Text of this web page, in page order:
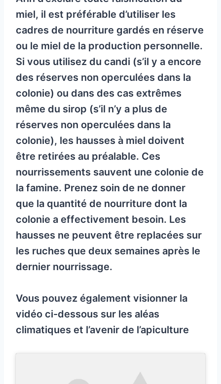
miel, il est préférable d’utiliser les
cadres de nourriture gardés en réserve
ou le miel de la production personnelle.
Si vous utilisez du candi (s’il y a encore
des réserves non operculées dans la
colonie) ou dans des cas extrêmes
même du sirop (s’il n’y a plus de
réserves non operculées dans la
colonie), les hausses à miel doivent
être retirées au préalable. Ces
nourrissements sauvent une colonie de
la famine. Prenez soin de ne donner
que la quantité de nourriture dont la
colonie a effectivement besoin. Les
hausses ne peuvent être replacées sur
les ruches que deux semaines après le
dernier nourrissage.
Vous pouvez également visionner la
vidéo ci-dessous sur les aléas
climatiques et l’avenir de l’apiculture